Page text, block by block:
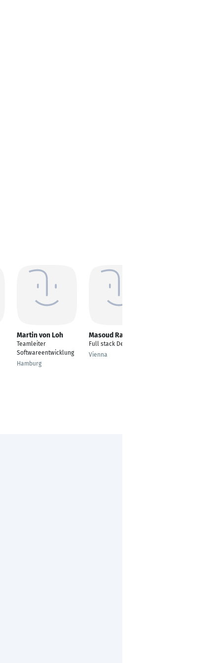
Martin von Loh
Teamleiter
Softwareentwicklung
Hamburg
Masoud Rahimi
Full stack Developer
Vienna